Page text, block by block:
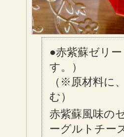
●赤紫蘇ゼリ
す。）
（※原材料に
む）
赤紫蘇風味の
ーグルトチー